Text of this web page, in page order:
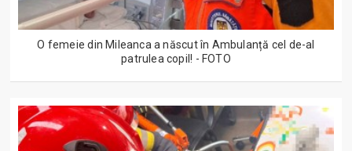
O femeie din Mileanca a născut în Ambulanță cel de-al
patrulea copil! - FOTO